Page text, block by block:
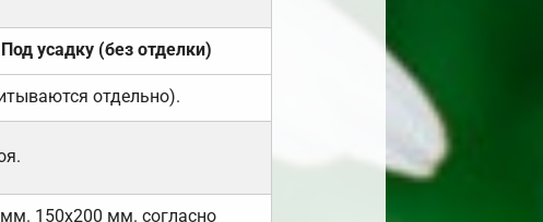
Под усадку (без отделки)
отдельно).
150х200 мм. согласно